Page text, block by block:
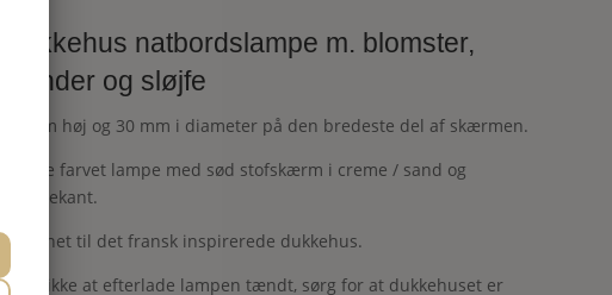
Dukkehus natbordslampe m. blomster,
blonder og sløjfe
55 mm høj og 30 mm i diameter på den bredeste del af skærmen.
Creme farvet lampe med sød stofskærm i creme / sand og
blondekant.
Velegnet til det fransk inspirerede dukkehus.
Husk ikke at efterlade lampen tændt, sørg for at dukkehuset er